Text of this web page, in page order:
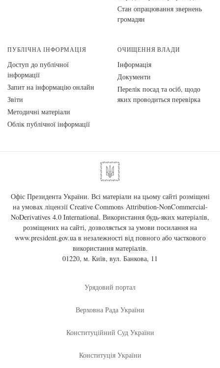
Стан опрацювання звернень
громадян
ПУБЛІЧНА ІНФОРМАЦІЯ
Доступ до публічної
інформації
Запит на інформацію онлайн
Звіти
Методичні матеріали
Облік публічної інформації
ОЧИЩЕННЯ ВЛАДИ
Інформація
Документи
Перелік посад та осіб, щодо
яких проводиться перевірка
Офіс Президента України. Всі матеріали на цьому сайті розміщені
на умовах ліцензії Creative Commons Attribution-NonCommercial-
NoDerivatives 4.0 International. Використання будь-яких матеріалів,
розміщених на сайті, дозволяється за умови посилання на
www.president.gov.uaв незалежності від повного або часткового
використання матеріалів.
01220, м. Київ, вул. Банкова, 11
Урядовий портал
Верховна Рада України
Конституційний Суд України
Конституція України